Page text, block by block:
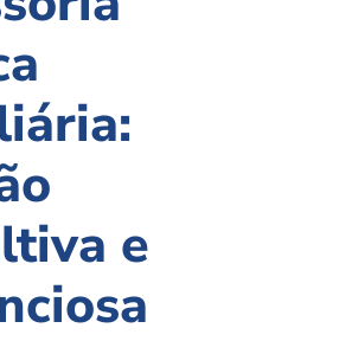
e